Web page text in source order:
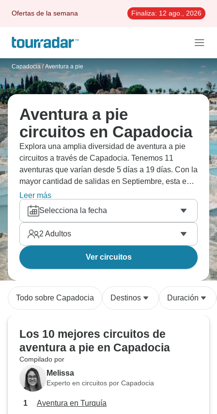
Ofertas de la semana Finaliza: 12 ago., 2026
Capadocia / Aventura a pie
Aventura a pie
circuitos en Capadocia
Explora una amplia diversidad de aventura a pie
circuitos a través de Capadocia. Tenemos 11
aventuras que varían desde 5 días a 19 días. Con la
mayor cantidad de salidas en Septiembre, esta es
también la época más popular del año.
Leer más
Selecciona la fecha
2 Adultos
Ver circuitos
Todo sobre Capadocia Destinos Duración
Los 10 mejores circuitos de
aventura a pie en Capadocia
Compilado por
Melissa
Experto en circuitos por Capadocia
Aventura en Turquía